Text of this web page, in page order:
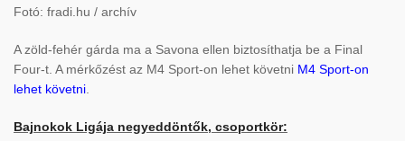
Fotó: fradi.hu / archív
A zöld-fehér gárda ma a Savona ellen biztosíthatja be a Final
Four-t. A mérkőzést az M4 Sport-on lehet követni M4 Sport-on
lehet követni
Bajnokok Ligája negyeddöntők, csoportkör: